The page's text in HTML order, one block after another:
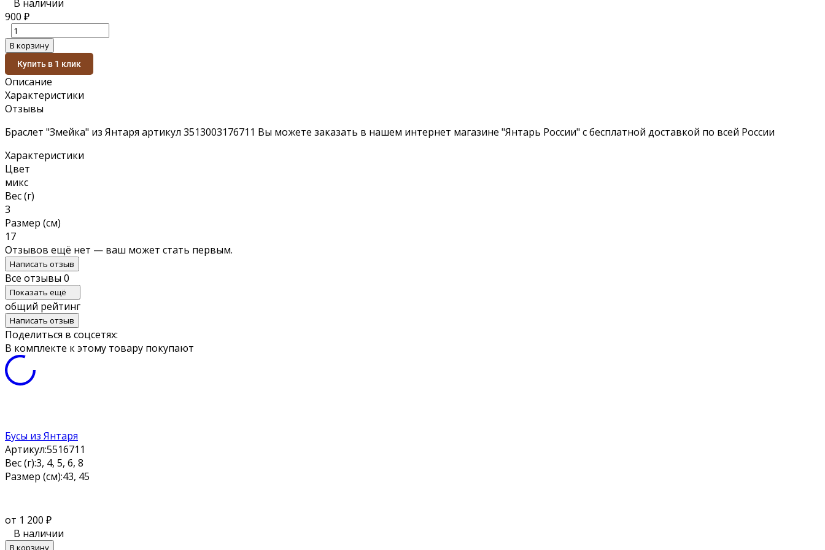
В наличии
900 ₽
В корзину
Купить в 1 клик
Описание
Характеристики
Отзывы
Браслет "Змейка" из Янтаря артикул 3513003176711 Вы можете заказать в нашем интернет магазине "Янтарь России" с бесплатной доставкой по всей России
Характеристики
Цвет
микс
Вес (г)
3
Размер (см)
17
Отзывов ещё нет — ваш может стать первым.
Написать отзыв
Все отзывы 0
Показать ещё
общий рейтинг
Написать отзыв
Поделиться в соцсетях:
В комплекте к этому товару покупают
Бусы из Янтаря
Артикул:5516711
Вес (г):3, 4, 5, 6, 8
Размер (см):43, 45
от 1 200 ₽
В наличии
В корзину